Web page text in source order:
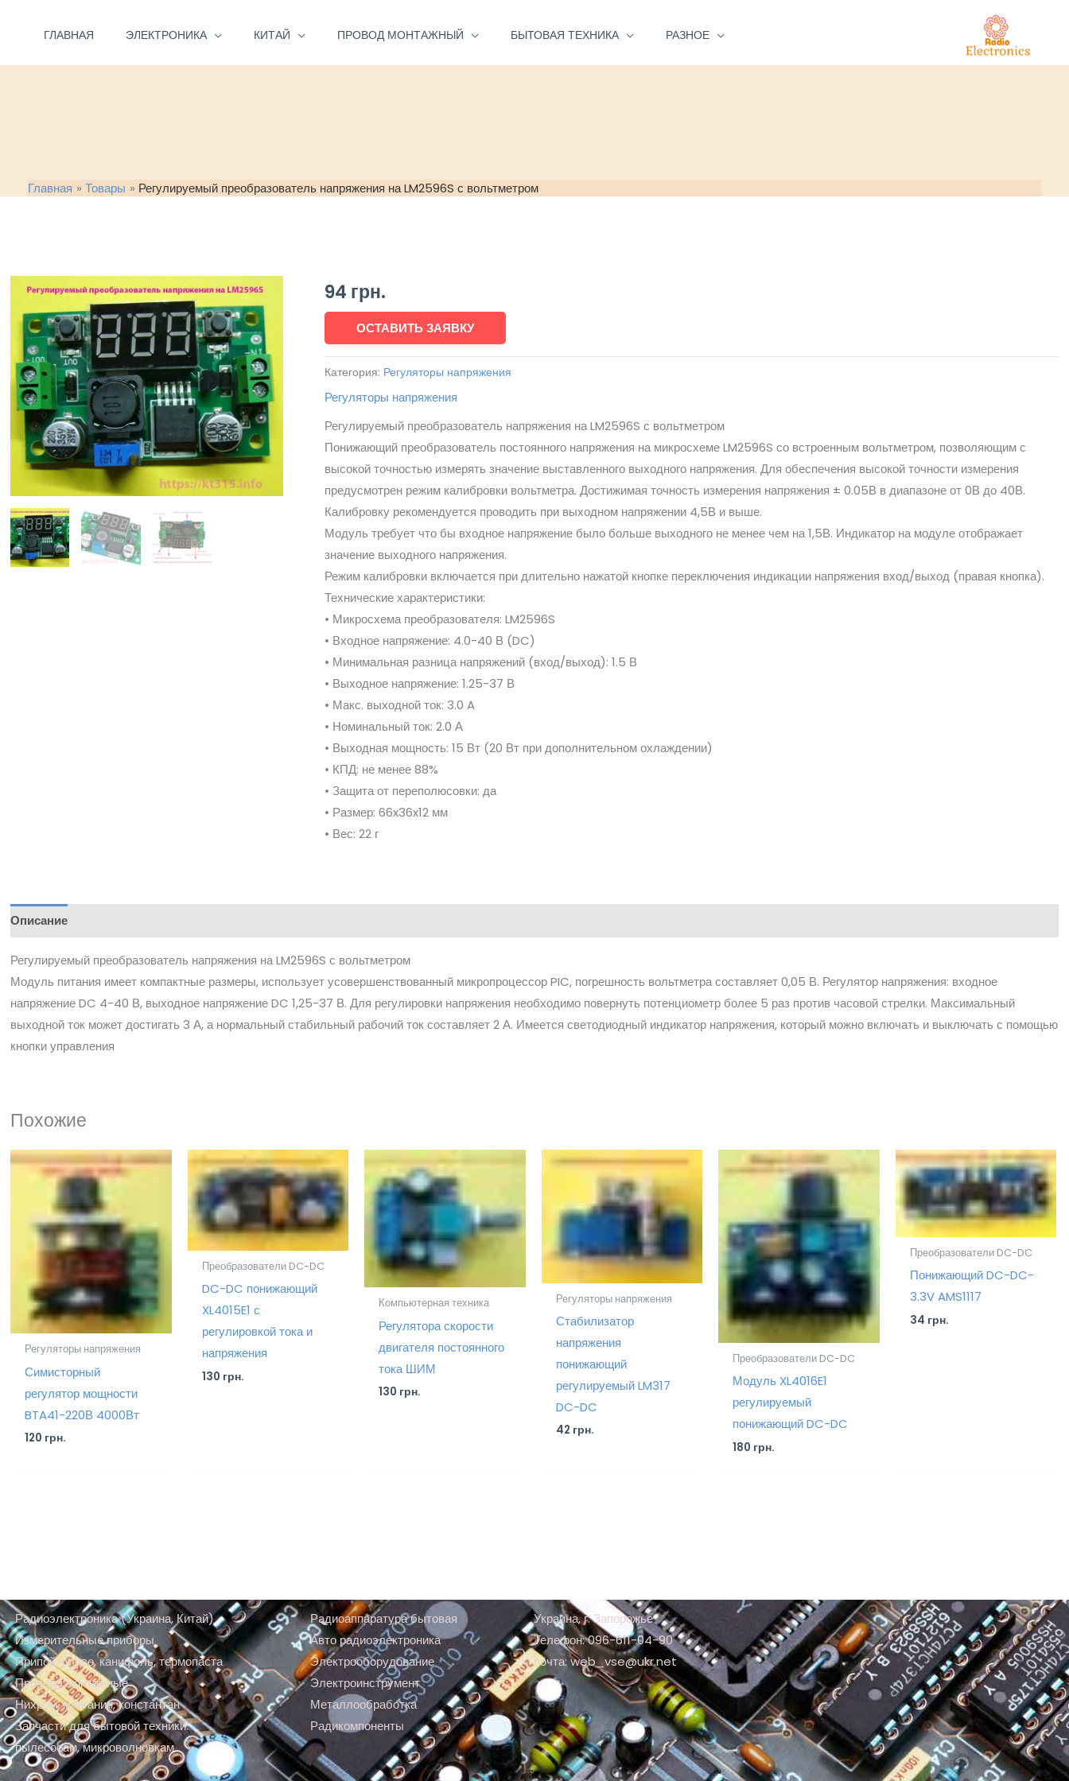
ГЛАВНАЯ ЭЛЕКТРОНИКА КИТАЙ ПРОВОД МОНТАЖНЫЙ БЫТОВАЯ ТЕХНИКА РАЗНОЕ
Главная Товары Регулируемый преобразователь напряжения на LM2596S с вольтметром
94 грн.
ОСТАВИТЬ ЗАЯВКУ
Категория: Регуляторы напряжения
Регуляторы напряжения
Регулируемый преобразователь напряжения на LM2596S с вольтметром
Понижающий преобразователь постоянного напряжения на микросхеме LM2596S со встроенным вольтметром, позволяющим с
высокой точностью измерять значение выставленного выходного напряжения. Для обеспечения высокой точности измерения
предусмотрен режим калибровки вольтметра. Достижимая точность измерения напряжения ± 0.05В в диапазоне от 0В до 40В.
Калибровку рекомендуется проводить при выходном напряжении 4,5В и выше.
Модуль требует что бы входное напряжение было больше выходного не менее чем на 1,5В. Индикатор на модуле отображает
значение выходного напряжения.
Режим калибровки включается при длительно нажатой кнопке переключения индикации напряжения вход/выход (правая кнопка).
Технические характеристики:
• Микросхема преобразователя: LM2596S
• Входное напряжение: 4.0-40 В (DC)
• Минимальная разница напряжений (вход/выход): 1.5 В
• Выходное напряжение: 1.25-37 В
• Макс. выходной ток: 3.0 A
• Номинальный ток: 2.0 А
• Выходная мощность: 15 Вт (20 Вт при дополнительном охлаждении)
• КПД: не менее 88%
• Защита от переполюсовки: да
• Размер: 66x36x12 мм
• Вес: 22 г
Описание
Регулируемый преобразователь напряжения на LM2596S с вольтметром
Модуль питания имеет компактные размеры, использует усовершенствованный микропроцессор PIC, погрешность вольтметра составляет 0,05 В. Регулятор напряжения: входное
напряжение DC 4-40 В, выходное напряжение DC 1,25-37 В. Для регулировки напряжения необходимо повернуть потенциометр более 5 раз против часовой стрелки. Максимальный
выходной ток может достигать 3 А, а нормальный стабильный рабочий ток составляет 2 А. Имеется светодиодный индикатор напряжения, который можно включать и выключать с помощью
кнопки управления
Похожие
Регуляторы напряжения
Симисторный
регулятор мощности
BTA41-220В 4000Вт
120 грн.
Преобразователи DC-DC
DC-DC понижающий
XL4015E1 с
регулировкой тока и
напряжения
130 грн.
Компьютерная техника
Регулятора скорости
двигателя постоянного
тока ШИМ
130 грн.
Регуляторы напряжения
Стабилизатор
напряжения
понижающий
регулируемый LM317
DC-DC
42 грн.
Преобразователи DC-DC
Модуль XL4016E1
регулируемый
понижающий DC-DC
180 грн.
Преобразователи DC-DC
Понижающий DC-DC-
3.3V AMS1117
34 грн.
Радиоэлектроника (Украина, Китай)
Измерительные приборы
Припой, олово, канифоль, термопаста
Провода монтажные
Нихром, манганин, константан
Запчасти для бытовой техники:
пылесосам, микроволновкам
Радиоаппаратура бытовая
Авто радиоэлектроника
Электрооборудование
Электроинструмент
Металлообработка
Радикомпоненты
Украина, г. Запорожье
Телефон: 096-611-04-90
почта: web_vse@ukr.net